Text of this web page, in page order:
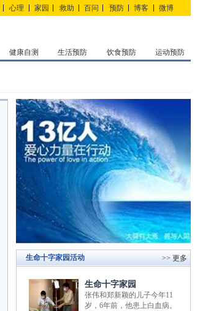
心理 家园 救助 百问 预防 博客 微博
健康自测 生活预防 饮食预防 运动预防
生命十字家园活动 >> 更多
生命十字家园
张伟和郑新颖的儿子今年11
岁，6年前，他患上白血病。